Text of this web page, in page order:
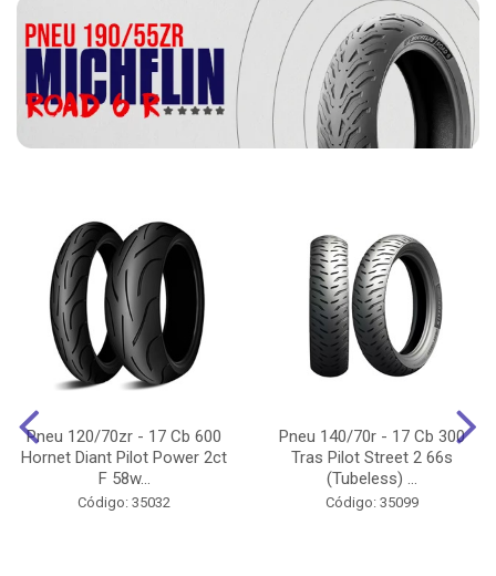
Pneu 120/70zr - 17 Cb 600
Hornet Diant Pilot Power 2ct
F 58w...
Código: 35032
Pneu 140/70r - 17 Cb 300
Tras Pilot Street 2 66s
(Tubeless) ...
Código: 35099